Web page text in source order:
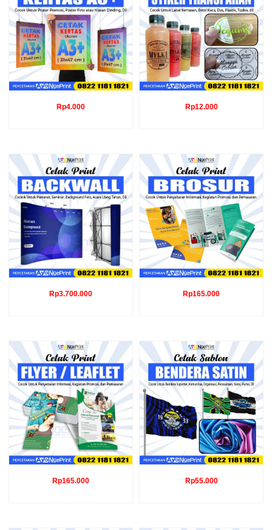
Rp4.000 Rp12.000
Rp3.700.000 Rp165.000
Rp165.000 Rp55.000